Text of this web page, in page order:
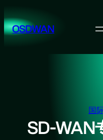
至
内OSDWAN
国
SD-WAN